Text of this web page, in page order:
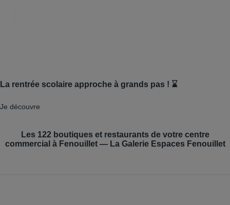
La rentrée scolaire approche à grands pas ! ⌛
Je découvre
Les 122boutiques et restaurants de votre centre
commercial à Fenouillet — La Galerie Espaces Fenouillet